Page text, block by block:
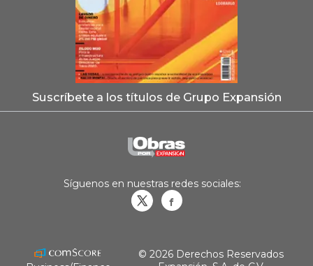
Suscríbete a los títulos de Grupo Expansión
Síguenos en nuestras redes sociales:
© 2026 Derechos Reservados